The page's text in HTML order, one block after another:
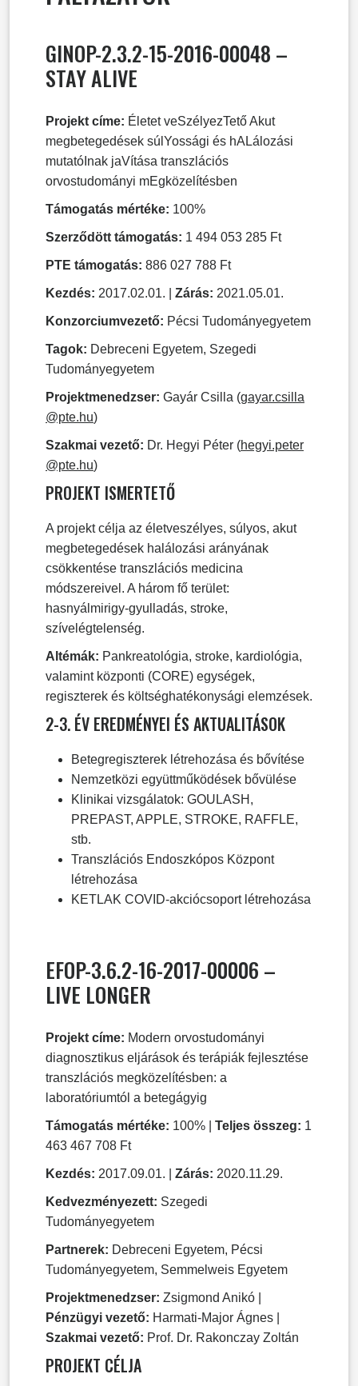
GINOP-2.3.2-15-2016-00048 –
STAY ALIVE
Projekt címe: Életet veSzélyezTető Akut
megbetegedések súlYossági és hALálozási
mutatóInak jaVítása transzlációs
orvostudományi mEgközelítésben
Támogatás mértéke: 100%
Szerződött támogatás: 1 494 053 285 Ft
PTE támogatás: 886 027 788 Ft
Kezdés: 2017.02.01. | Zárás: 2021.05.01.
Konzorciumvezető: Pécsi Tudományegyetem
Tagok: Debreceni Egyetem, Szegedi
Tudományegyetem
Projektmenedzser: Gayár Csilla (gayar.csilla
@pte.hu)
Szakmai vezető: Dr. Hegyi Péter (hegyi.peter
@pte.hu)
PROJEKT ISMERTETŐ
A projekt célja az életveszélyes, súlyos, akut
megbetegedések halálozási arányának
csökkentése transzlációs medicina
módszereivel. A három fő terület:
hasnyálmirigy-gyulladás, stroke,
szívelégtelenség.
Altémák: Pankreatológia, stroke, kardiológia,
valamint központi (CORE) egységek,
regiszterek és költséghatékonysági elemzések.
2-3. ÉV EREDMÉNYEI ÉS AKTUALITÁSOK
Betegregiszterek létrehozása és bővítése
Nemzetközi együttműködések bővülése
Klinikai vizsgálatok: GOULASH,
PREPAST, APPLE, STROKE, RAFFLE,
stb.
Transzlációs Endoszkópos Központ
létrehozása
KETLAK COVID-akciócsoport létrehozása
EFOP-3.6.2-16-2017-00006 –
LIVE LONGER
Projekt címe: Modern orvostudományi
diagnosztikus eljárások és terápiák fejlesztése
transzlációs megközelítésben: a
laboratóriumtól a betegágyig
Támogatás mértéke: 100% | Teljes összeg: 1
463 467 708 Ft
Kezdés: 2017.09.01. | Zárás: 2020.11.29.
Kedvezményezett: Szegedi
Tudományegyetem
Partnerek: Debreceni Egyetem, Pécsi
Tudományegyetem, Semmelweis Egyetem
Projektmenedzser: Zsigmond Anikó |
Pénzügyi vezető: Harmati-Major Ágnes |
Szakmai vezető: Prof. Dr. Rakonczay Zoltán
PROJEKT CÉLJA